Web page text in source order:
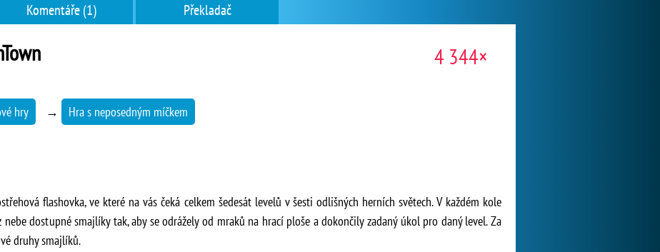
Komentáře (1) Překladač
4 344×
hry → Hra s neposedným míčkem
flashovka, ve které na vás čeká celkem šedesát levelů v šesti odlišných herních světech. V každém kole
dostupné smajlíky tak, aby se odrážely od mraků na hrací ploše a dokončily zadaný úkol pro daný level. Za
druhy smajlíků.